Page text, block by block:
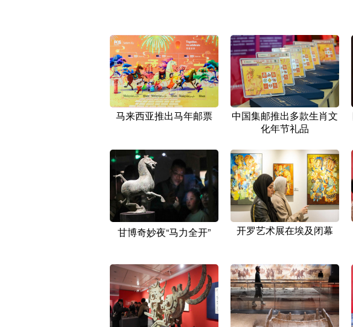
马来西亚推出马年邮票
中国集邮推出多款生肖文
化年节礼品
甘博奇妙夜“马力全开” 开罗艺术展在埃及闭幕